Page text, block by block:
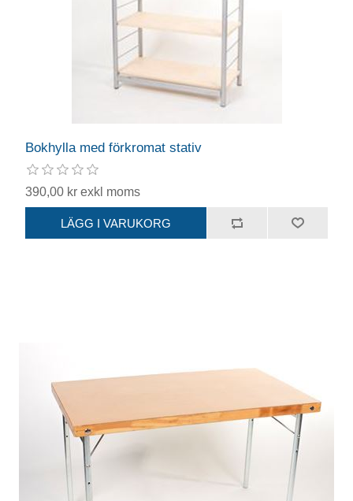
Bokhylla med förkromat stativ
390,00 kr exkl moms